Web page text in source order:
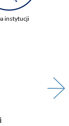
instytucji